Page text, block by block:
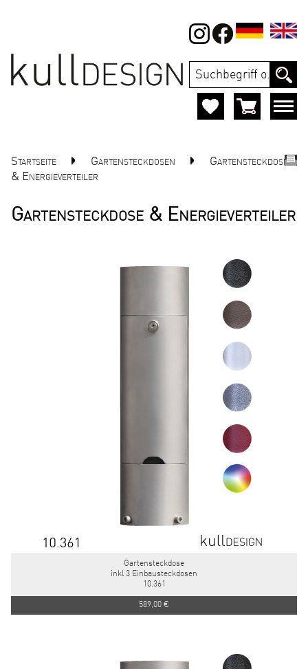
Startseite Gartensteckdosen
Gartensteckdose
& Energieverteiler
Gartensteckdose & Energieverteiler
Gartensteckdose
inkl 3 Einbausteckdosen
10.361
589,00 €